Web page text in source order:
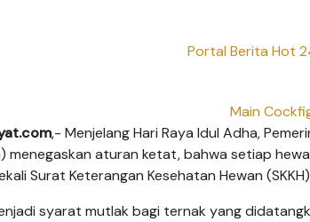
Portal Berita Hot
Main
,- Menjelang Hari Raya Idul Adha,
menegaskan aturan ketat, bahwa setiap
Surat Keterangan Kesehatan Hewan
syarat mutlak bagi ternak yang